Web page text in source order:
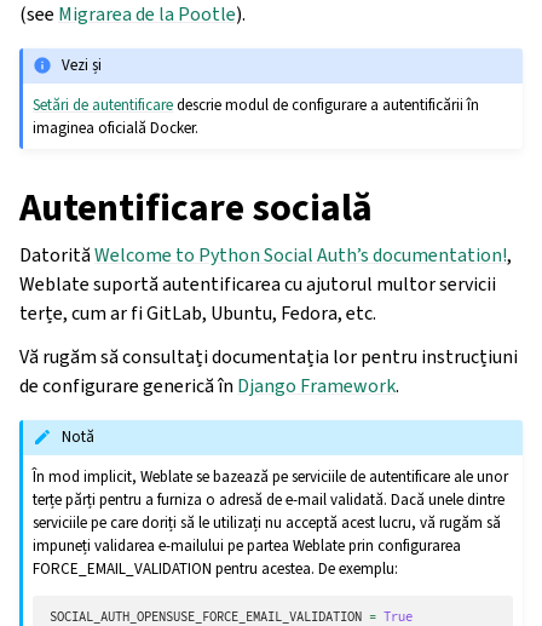
(see Migrarea de la Pootle).
Vezi și
Setări de autentificaredescrie modul de configurare a autentificării în
imaginea oficială Docker.
Autentificare socială
DatorităWelcome to Python Social Auth’s documentation!,
Weblate suportă autentificarea cu ajutorul multor servicii
terțe, cum ar fi GitLab, Ubuntu, Fedora, etc.
Vă rugăm să consultați documentația lor pentru instrucțiuni
de configurare generică în Django Framework.
Notă
În mod implicit, Weblate se bazează pe serviciile de autentificare ale unor
terțe părți pentru a furniza o adresă de e-mail validată. Dacă unele dintre
serviciile pe care doriți să le utilizați nu acceptă acest lucru, vă rugăm să
impuneți validarea e-mailului pe partea Weblate prin configurarea
FORCE_EMAIL_VALIDATION pentru acestea. De exemplu:
SOCIAL_AUTH_OPENSUSE_FORCE_EMAIL_VALIDATION = True